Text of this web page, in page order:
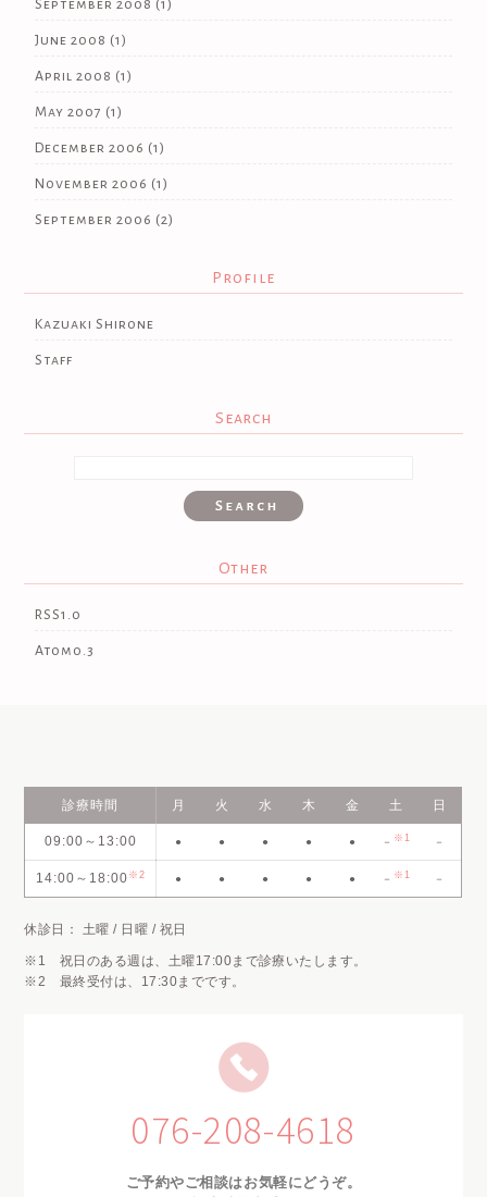
September 2008 (1)
June 2008 (1)
April 2008 (1)
May 2007 (1)
December 2006 (1)
November 2006 (1)
September 2006 (2)
Profile
Kazuaki Shirone
Staff
Search
Other
RSS1.0
Atom0.3
診療時間 月 火 水 木 金 土 日
09:00～13:00 ● ● ● ● ● － ※1 －
14:00～18:00 ※2 ● ● ● ● ● － ※1 －
休診日： 土曜 / 日曜 / 祝日
※1 祝日のある週は、土曜17:00まで診療いたします。
※2 最終受付は、17:30までです。
076-208-4618
ご予約やご相談はお気軽にどうぞ。